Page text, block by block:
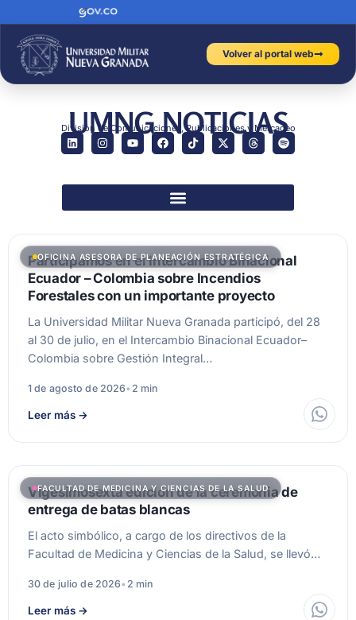
Volver al portal web
UMNG NOTICIAS
División de Comunicaciones, Publicaciones y Mercadeo
OFICINA ASESORA DE PLANEACIÓN ESTRATÉGICA
Participamos en el Intercambio Binacional
Ecuador – Colombia sobre Incendios
Forestales con un importante proyecto
La Universidad Militar Nueva Granada participó, del 28
al 30 de julio, en el Intercambio Binacional Ecuador–
Colombia sobre Gestión Integral…
1 de agosto de 2026• 2 min
Leer más →
FACULTAD DE MEDICINA Y CIENCIAS DE LA SALUD
Vigesimosexta edición de la ceremonia de
entrega de batas blancas
El acto simbólico, a cargo de los directivos de la
Facultad de Medicina y Ciencias de la Salud, se llevó…
30 de julio de 2026• 2 min
Leer más →